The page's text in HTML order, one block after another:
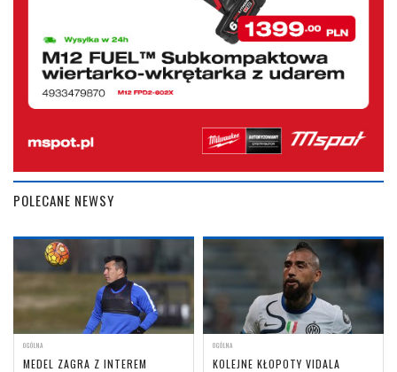
POLECANE NEWSY
OGÓLNA
MEDEL ZAGRA Z INTEREM
OGÓLNA
KOLEJNE KŁOPOTY VIDALA